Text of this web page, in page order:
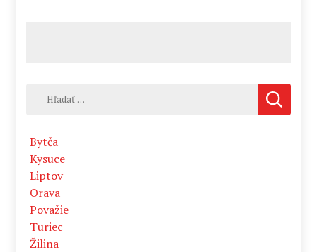
Hľadať:
Bytča
Kysuce
Liptov
Orava
Považie
Turiec
Žilina